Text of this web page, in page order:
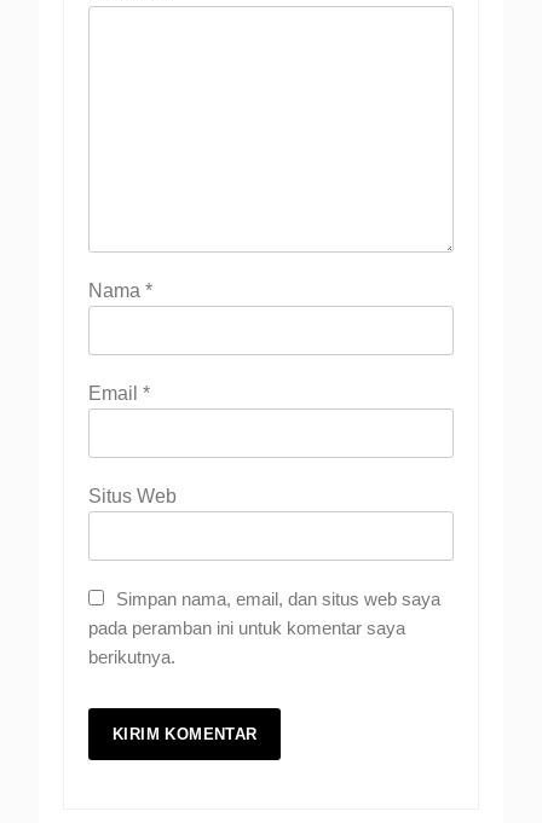
Nama *
Email *
Situs Web
Simpan nama, email, dan situs web saya
pada peramban ini untuk komentar saya
berikutnya.